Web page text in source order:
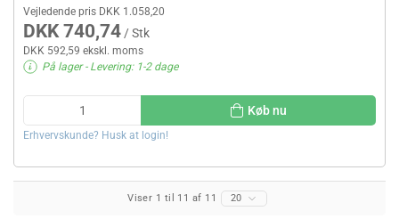
Vejledende pris DKK 1.058,20
DKK 740,74 / Stk
DKK 592,59 ekskl. moms
På lager- Levering: 1-2 dage
Køb nu
Erhvervskunde? Husk at login!
Viser 1 til 11 af 11 20